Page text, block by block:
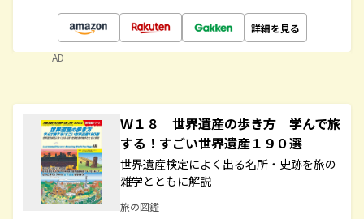
詳細を見る
AD
Ｗ１８ 世界遺産の歩き方 学んで旅
する！すごい世界遺産１９０選
世界遺産検定によく出る名所・史跡を旅の
雑学とともに解説
旅の図鑑